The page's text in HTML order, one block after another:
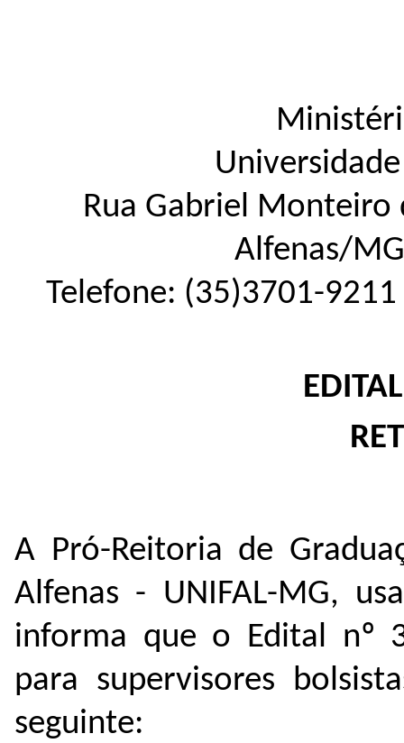
Rua Gabriel Monteiro
Alfenas/MG
Telefone: (35)3701-9211
A Pró-Reitoria de
Alfenas - UNIFAL-MG,
informa que o Edital nº
para supervisores
seguinte: